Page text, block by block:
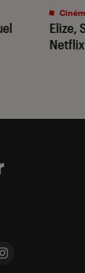
Elize,